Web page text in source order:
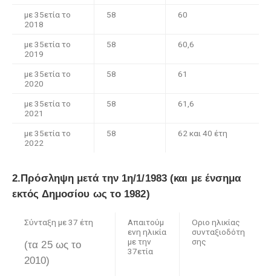
με 35ετία το
2018
58 60
με 35ετία το
2019
58 60,6
με 35ετία το
2020
58 61
με 35ετία το
2021
58 61,6
με 35ετία το
2022
58 62 και 40 έτη
2.Πρόσληψη μετά την 1η/1/1983 (και με ένσημα
εκτός Δημοσίου ως το 1982)
Σύνταξη με 37 έτη
(τα 25 ως το
2010)
Απαιτούμ
ενη ηλικία
με την
37ετία
Οριο ηλικίας
συνταξιοδότη
σης